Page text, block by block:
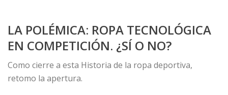
LA POLÉMICA: ROPA TECNOLÓGICA
EN COMPETICIÓN. ¿SÍ O NO?
Como cierre a esta Historia de la ropa deportiva,
retomo la apertura.